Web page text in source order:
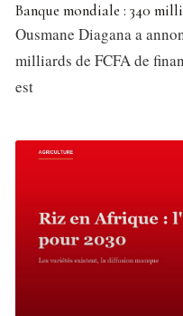
Banque mondiale : 340
Ousmane Diagana a
milliards de FCFA de
est